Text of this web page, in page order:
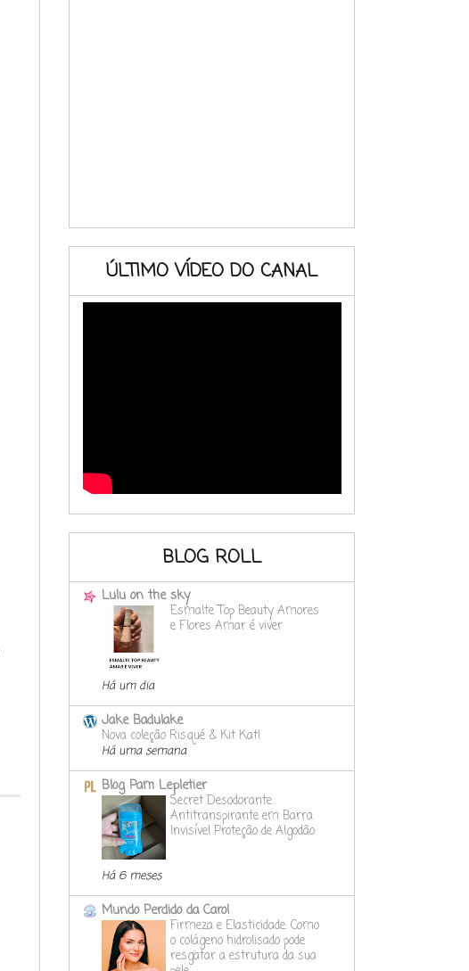
ÚLTIMO VÍDEO DO CANAL
BLOG ROLL
Lulu on the sky
Esmalte Top Beauty Amores
e Flores Amar é viver
Há um dia
Jake Badulake
Nova coleção Risqué & Kit Kat!
Há uma semana
Blog Pam Lepletier
Secret Desodorante
Antitranspirante em Barra
Invisível Proteção de Algodão
Há 6 meses
Mundo Perdido da Carol
Firmeza e Elasticidade: Como
o colágeno hidrolisado pode
resgatar a estrutura da sua